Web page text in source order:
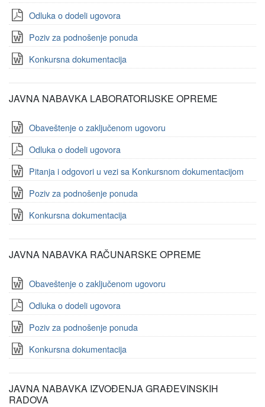
Odluka o dodeli ugovora
Poziv za podnošenje ponuda
Konkursna dokumentacija
JAVNA NABAVKA LABORATORIJSKE OPREME
Obaveštenje o zaključenom ugovoru
Odluka o dodeli ugovora
Pitanja i odgovori u vezi sa Konkursnom dokumentacijom
Poziv za podnošenje ponuda
Konkursna dokumentacija
JAVNA NABAVKA RAČUNARSKE OPREME
Obaveštenje o zaključenom ugovoru
Odluka o dodeli ugovora
Poziv za podnošenje ponuda
Konkursna dokumentacija
JAVNA NABAVKA IZVOĐENJA GRAĐEVINSKIH
RADOVA